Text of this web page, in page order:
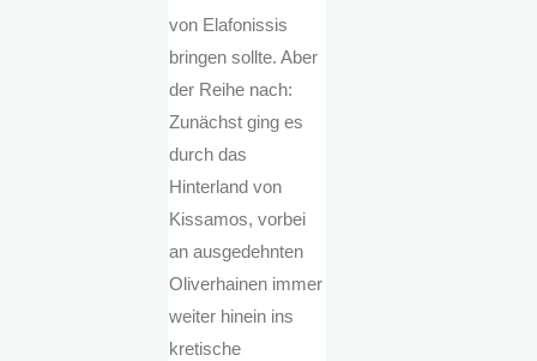
von Elafonissis
bringen sollte. Aber
der Reihe nach:
Zunächst ging es
durch das
Hinterland von
Kissamos, vorbei
an ausgedehnten
Oliverhainen immer
weiter hinein ins
kretische